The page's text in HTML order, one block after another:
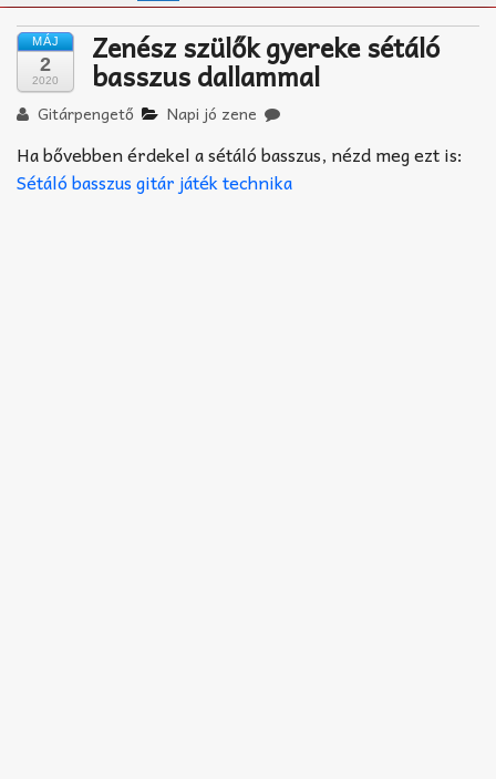
Zeneiskolák
Zeneszerzés alapjai
Akkord-kotta
MÁJ
2
2020
Zenész szülők gyereke sétáló
basszus dallammal
Gitárpengető Napi jó zene
Ha bővebben érdekel a sétáló basszus, nézd meg ezt is:
Sétáló basszus gitár játék technika